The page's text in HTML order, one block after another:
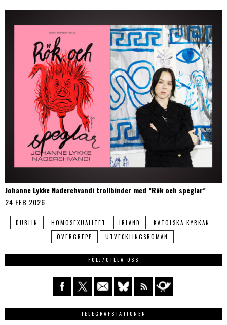
Johanne Lykke Naderehvandi trollbinder med ”Rök och speglar”
24 FEB 2026
DUBLIN HOMOSEXUALITET IRLAND
KATOLSKA KYRKAN
ÖVERGREPP
UTVECKLINGSROMAN
FÖLJ/GILLA OSS
TELEGRAFSTATIONEN